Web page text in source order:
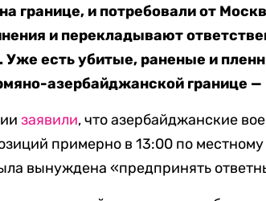
границе, и потребовали от
и перекладывают
есть убитые, раненые и
азербайджанской границе —
заявили, что азербайджанские
примерно в 13:00 по
вынуждена «предпринять